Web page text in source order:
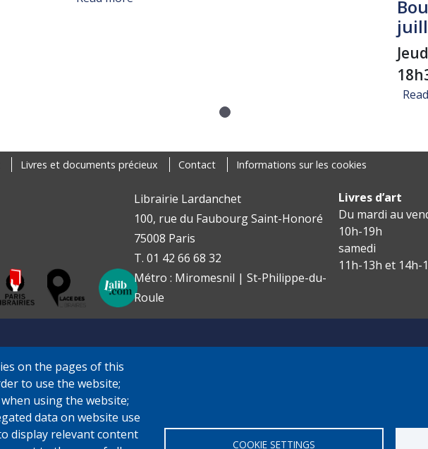
Livres et documents précieux Contact Informations sur les cookies
Librairie Lardanchet
100, rue du Faubourg Saint-Honoré
75008 Paris
T. 01 42 66 68 32
Métro : Miromesnil | St-Philippe-du-
Roule
Livres d’art
Du mardi au
10h-19h
samedi
11h-13h et 14h-
on the pages of this
to use the website;
using the website;
data on website use
display relevant content
COOKIE SETTINGS